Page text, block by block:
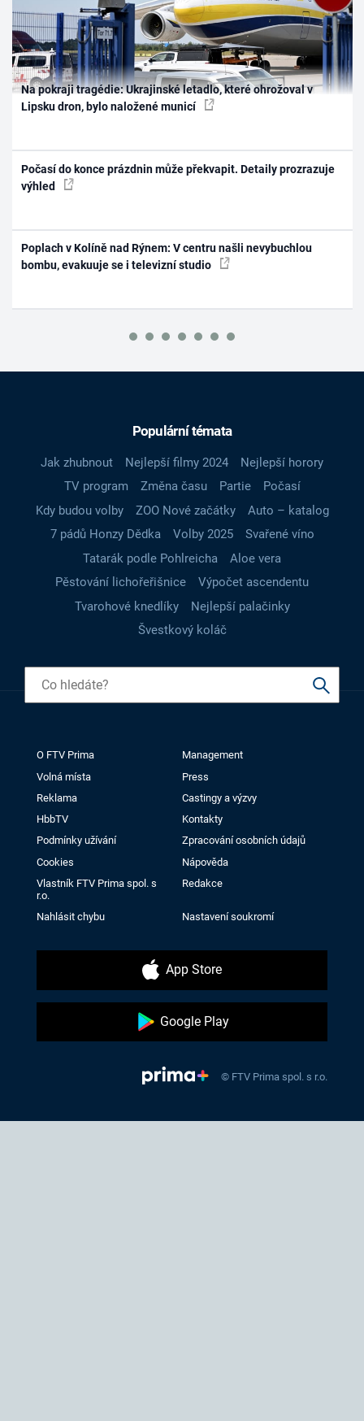
Na pokraji tragédie: Ukrajinské letadlo, které ohrožoval v
Lipsku dron, bylo naložené municí
Počasí do konce prázdnin může překvapit. Detaily prozrazuje
výhled
Poplach v Kolíně nad Rýnem: V centru našli nevybuchlou
bombu, evakuuje se i televizní studio
Populární témata
Jak zhubnout Nejlepší filmy 2024
Nejlepší horory
TV program
Změna času Partie
Počasí
Kdy budou volby
ZOO Nové začátky
Auto – katalog
7 pádů Honzy Dědka
Volby 2025
Svařené víno
Tatarák podle Pohlreicha
Aloe vera
Pěstování lichořeřišnice
Výpočet ascendentu
Tvarohové knedlíky
Nejlepší palačinky
Švestkový koláč
O FTV Prima
Management
Volná místa
Press
Reklama
Castingy a výzvy
HbbTV
Kontakty
Podmínky užívání
Zpracování osobních údajů
Cookies
Nápověda
Vlastník FTV Prima spol. s
r.o.
Redakce
Nahlásit chybu Nastavení soukromí
App Store
Google Play
© FTV Prima spol. s r.o.